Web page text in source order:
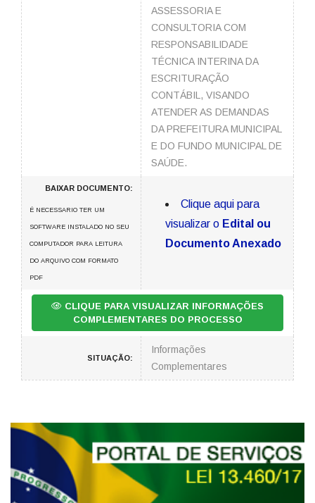
ASSESSORIA E
CONSULTORIA COM
RESPONSABILIDADE
TÉCNICA INTERINA DA
ESCRITURAÇÃO
CONTÁBIL, VISANDO
ATENDER AS DEMANDAS
DA PREFEITURA MUNICIPAL
E DO FUNDO MUNICIPAL DE
SAÚDE.
BAIXAR DOCUMENTO:
É NECESSARIO TER UM
SOFTWARE INSTALADO NO SEU
COMPUTADOR PARA LEITURA
DO ARQUIVO COM FORMATO
PDF
Clique aqui para
visualizar o Edital ou
Documento Anexado
CLIQUE PARA VISUALIZAR INFORMAÇÕES
COMPLEMENTARES DO PROCESSO
SITUAÇÃO:
Informações
Complementares